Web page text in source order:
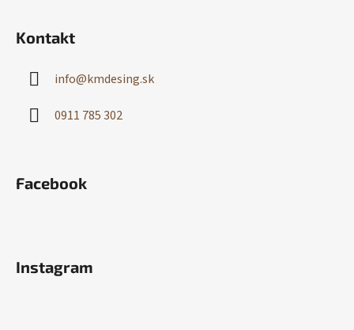
Kontakt
info@kmdesing.sk
0911 785 302
Facebook
Instagram